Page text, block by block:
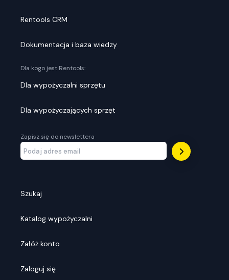
Rentools CRM
Dokumentacja i baza wiedzy
Dla kogo jest Rentools:
Dla wypożyczalni sprzętu
Dla wypożyczających sprzęt
Zapisz się do newslettera
Szukaj
Katalog wypożyczalni
Załóż konto
Zaloguj się